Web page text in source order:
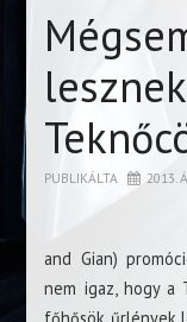
PUBLIKÁLTA 2013.
and Gian)
nem igaz, hogy a
főhősök űrlények